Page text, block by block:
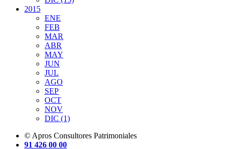
2015
ENE
FEB
MAR
ABR
MAY
JUN
JUL
AGO
SEP
OCT
NOV
DIC (1)
© Apros Consultores Patrimoniales
91 426 00 00